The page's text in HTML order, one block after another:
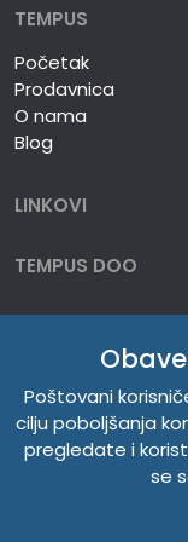
TEMPUS
Početak
Prodavnica
O nama
Blog
LINKOVI
TEMPUS DOO
O NAMA
Poštovani
cilju poboljšanja
pregledate i
se